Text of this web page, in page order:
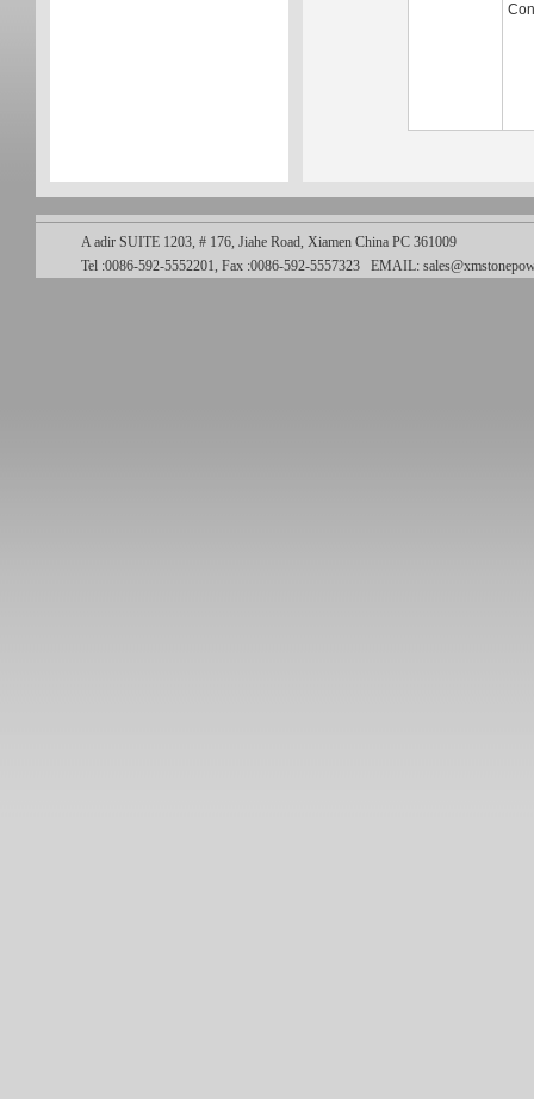
A adir SUITE 1203, # 176, Jiahe Road, Xiamen China PC 361009
Tel :0086-592-5552201, Fax :0086-592-5557323 EMAIL: